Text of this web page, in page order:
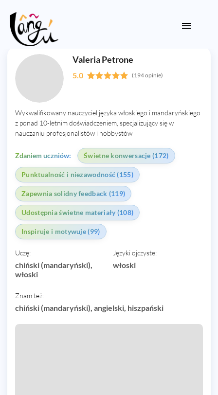
Valeria Petrone
5.0 (194 opinie)
Wykwalifikowany nauczyciel języka włoskiego i mandaryńskiego
z ponad 10-letnim doświadczeniem, specjalizujący się w
nauczaniu profesjonalistów i hobbystów
Zdaniem uczniów: Świetne konwersacje (172)
Punktualność i niezawodność (155)
Zapewnia solidny feedback (119)
Udostępnia świetne materiały (108)
Inspiruje i motywuje (99)
Uczę:
chiński (mandaryński),
włoski
Języki ojczyste:
włoski
Znam też:
chiński (mandaryński), angielski, hiszpański